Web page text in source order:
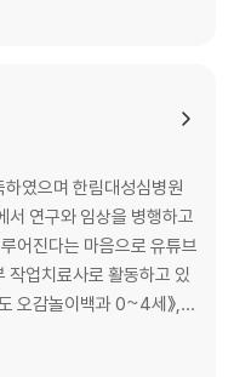
잡기│물 위에 탑 쌓기│집
굴 따라 그리기│클레이 활
두 발로 장난감 집기│두루
주기│센서리 백 활동│맨손
하는 꿀팁
주 홈프로그램
였으며 한림대성심병원
서 연구와 임상을 병행하고
어진다는 마음으로 유튜브
작업치료사로 활동하고 있
오감놀이백과 0~4세》,
장 발달에 맞추는 놀이 육
상치료 17년